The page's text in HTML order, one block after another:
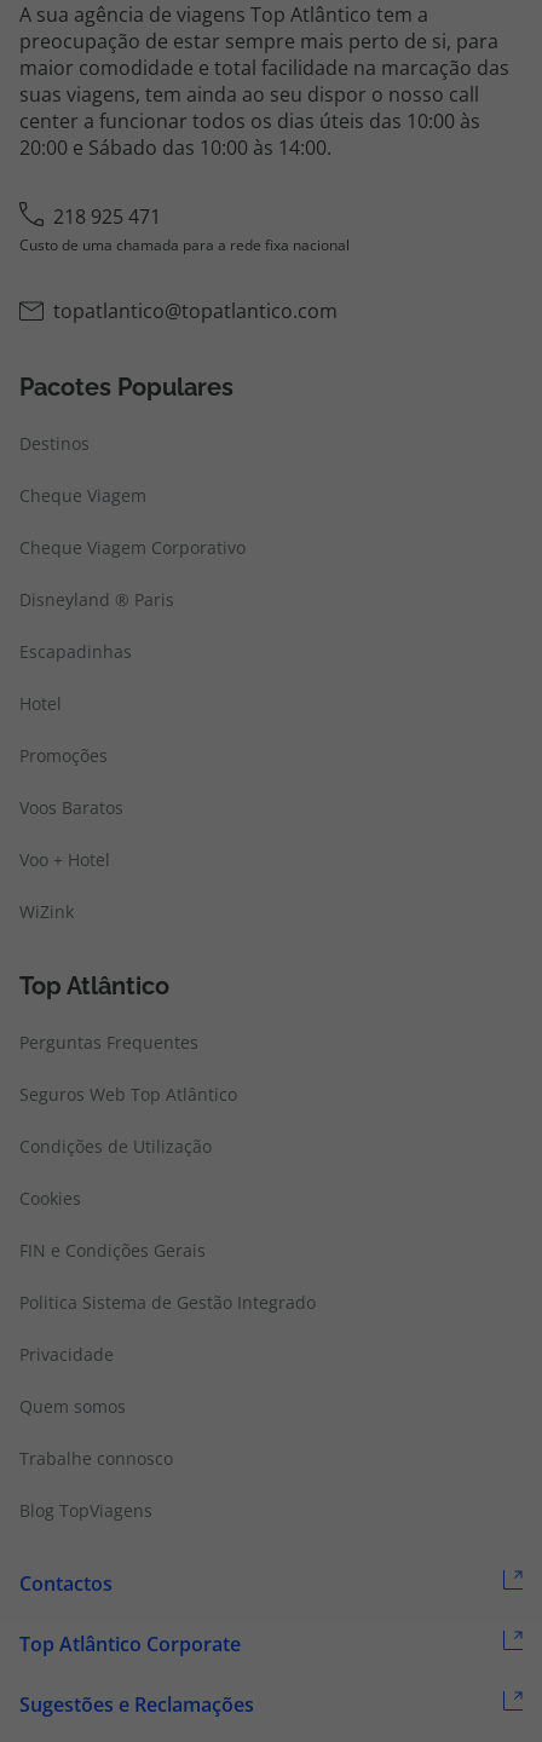
A sua agência de viagens Top Atlântico tem a
preocupação de estar sempre mais perto de si, para
maior comodidade e total facilidade na marcação das
suas viagens, tem ainda ao seu dispor o nosso call
center a funcionar todos os dias úteis das 10:00 às
20:00 e Sábado das 10:00 às 14:00.
218 925 471
Custo de uma chamada para a rede fixa nacional
topatlantico@topatlantico.com
Pacotes Populares
Destinos
Cheque Viagem
Cheque Viagem Corporativo
Disneyland ® Paris
Escapadinhas
Hotel
Promoções
Voos Baratos
Voo + Hotel
WiZink
Top Atlântico
Perguntas Frequentes
Seguros Web Top Atlântico
Condições de Utilização
Cookies
FIN e Condições Gerais
Politica Sistema de Gestão Integrado
Privacidade
Quem somos
Trabalhe connosco
Blog TopViagens
Contactos
Top Atlântico Corporate
Sugestões e Reclamações